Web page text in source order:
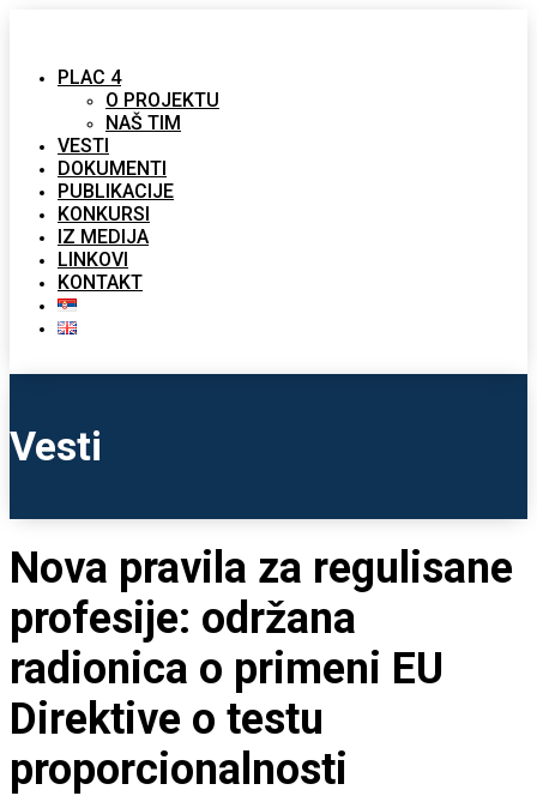
PLAC 4
O PROJEKTU
NAŠ TIM
VESTI
DOKUMENTI
PUBLIKACIJE
KONKURSI
IZ MEDIJA
LINKOVI
KONTAKT
Vesti
Nova pravila za regulisane
profesije: održana
radionica o primeni EU
Direktive o testu
proporcionalnosti